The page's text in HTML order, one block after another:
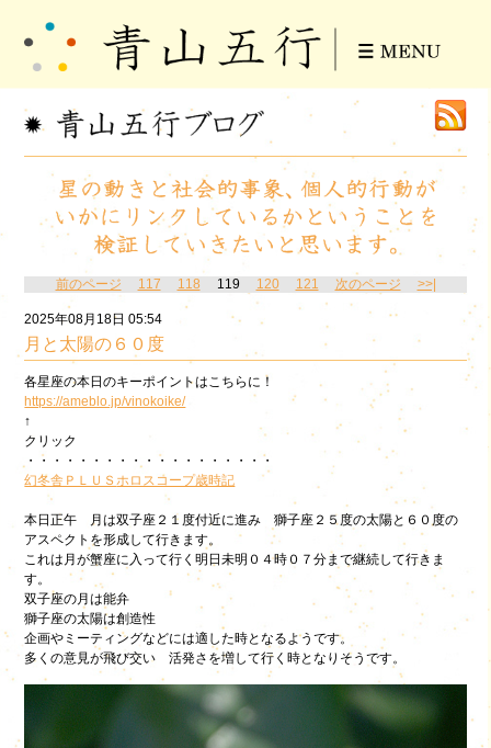
前のページ 117 118 119 120 121 次のページ >>|
2025年08月18日 05:54
月と太陽の６０度
各星座の本日のキーポイントはこちらに！
https://ameblo.jp/vinokoike/
↑
クリック
・・・・・・・・・・・・・・・・・・・
幻冬舎ＰＬＵＳ ホロスコープ歳時記
本日正午 月は双子座２１度付近に進み 獅子座２５度の太陽と６０度の
アスペクトを形成して行きます。
これは月が蟹座に入って行く明日未明０４時０７分まで継続して行きま
す。
双子座の月は能弁
獅子座の太陽は創造性
企画やミーティングなどには適した時となるようです。
多くの意見が飛び交い 活発さを増して行く時となりそうです。